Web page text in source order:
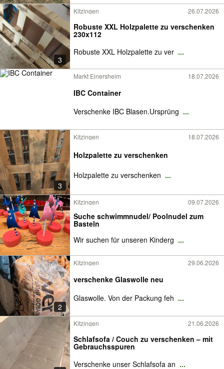
3
Kitzingen 26.07.2026
Robuste XXL Holzpalette zu verschenken
230x112
Robuste XXL Holzpalette zu ver ...
Markt Einersheim 18.07.2026
IBC Container
Verschenke IBC Blasen.Ursprüng ...
3
Kitzingen 18.07.2026
Holzpalette zu verschenken
Holzpalette zu verschenken ...
Kitzingen 09.07.2026
Suche schwimmnudel/ Poolnudel zum
Basteln
Wir suchen für unseren Kinderg ...
2
Kitzingen 29.06.2026
verschenke Glaswolle neu
Glaswolle. Von der Packung feh ...
Kitzingen 21.06.2026
Schlafsofa / Couch zu verschenken – mit
Gebrauchsspuren
Verschenke unser Schlafsofa an ...